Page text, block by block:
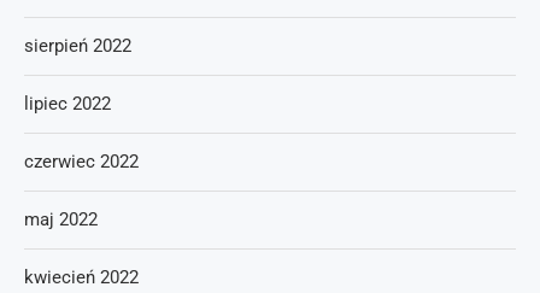
sierpień 2022
lipiec 2022
czerwiec 2022
maj 2022
kwiecień 2022